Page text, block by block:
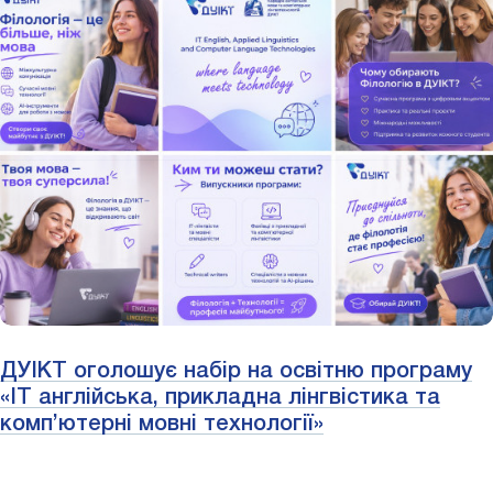
ДУІКТ оголошує набір на освітню програму
«IT англійська, прикладна лінгвістика та
комп’ютерні мовні технології»